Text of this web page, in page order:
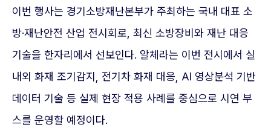
이번 행사는 경기소방재난본부가 주최하는 국내 대표 소
방·재난안전 산업 전시회로, 최신 소방장비와 재난 대응
기술을 한자리에서 선보인다. 알체라는 이번 전시에서 실
내외 화재 조기감지, 전기차 화재 대응, AI 영상분석 기반
데이터 기술 등 실제 현장 적용 사례를 중심으로 시연 부
스를 운영할 예정이다.